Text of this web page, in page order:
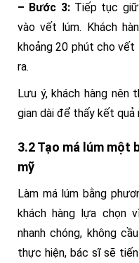
– Bước 3:Tiếp tục giữ
vào vết lúm. Khách
khoảng 20 phút cho vết
ra.
Lưu ý, khách hàng
gian dài để thấy kết quả
3.2 Tạo má lúm một
mỹ
Làm má lúm bằng
khách hàng lựa chọn
nhanh chóng, không
thực hiện, bác sĩ sẽ